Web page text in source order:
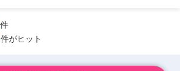
件
件がヒット